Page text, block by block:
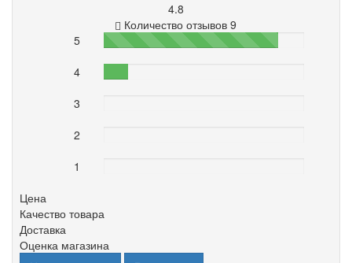
4.8
Количество отзывов 9
5
87%
4
3
2
1
Цена
Качество товара
Доставка
Оценка магазина